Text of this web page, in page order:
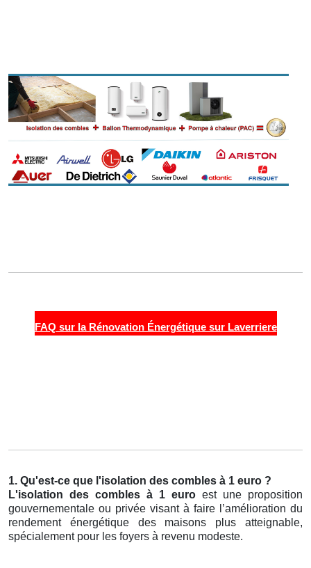
FAQ sur la Rénovation Énergétique sur Laverriere
1. Qu'est-ce que l'isolation des combles à 1 euro ?
L'isolation des combles à 1 euro est une proposition
gouvernementale ou privée visant à faire l’amélioration du
rendement énergétique des maisons plus atteignable,
spécialement pour les foyers à revenu modeste.